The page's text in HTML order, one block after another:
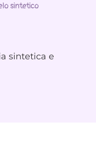
sintetico
sintetica e